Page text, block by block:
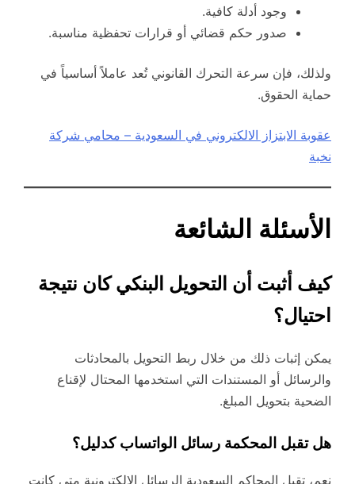
وجود أدلة كافية.
صدور حكم قضائي أو قرارات تحفظية مناسبة.
ولذلك، فإن سرعة التحرك القانوني تُعد عاملاً أساسياً في
حماية الحقوق.
عقوبة الابتزاز الالكتروني في السعودية – محامي شركة
نخبة
الأسئلة الشائعة
كيف أثبت أن التحويل البنكي كان نتيجة
احتيال؟
يمكن إثبات ذلك من خلال ربط التحويل بالمحادثات
والرسائل أو المستندات التي استخدمها المحتال لإقناع
الضحية بتحويل المبلغ.
هل تقبل المحكمة رسائل الواتساب كدليل؟
نعم، تقبل المحاكم السعودية الرسائل الإلكترونية متى كانت